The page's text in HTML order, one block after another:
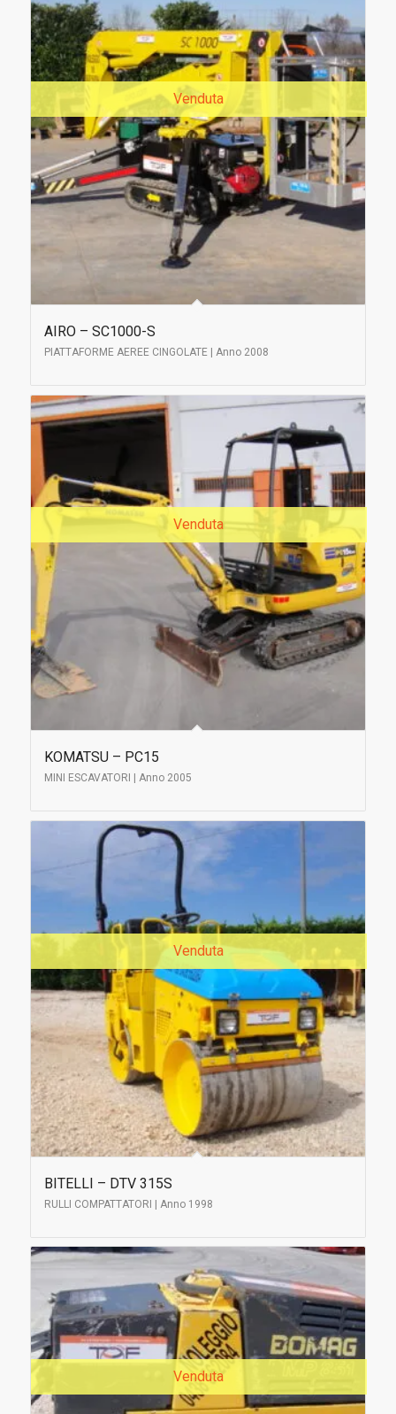
Venduta
AIRO – SC1000-S
PIATTAFORME AEREE CINGOLATE | Anno 2008
Venduta
KOMATSU – PC15
MINI ESCAVATORI | Anno 2005
Venduta
BITELLI – DTV 315S
RULLI COMPATTATORI | Anno 1998
Venduta